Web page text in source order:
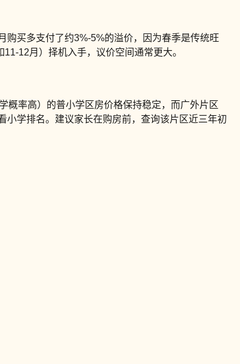
买多支付了约3%-5%的溢价，因为春季是传统旺
12月）择机入手，议价空间通常更大。
概率高）的普小学区房价格保持稳定，而广外片区
小学排名。建议家长在购房前，查询该片区近三年初